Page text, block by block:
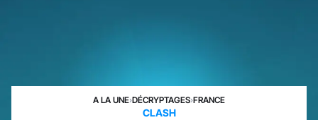
A LA UNE›DÉCRYPTAGES›FRANCE
CLASH